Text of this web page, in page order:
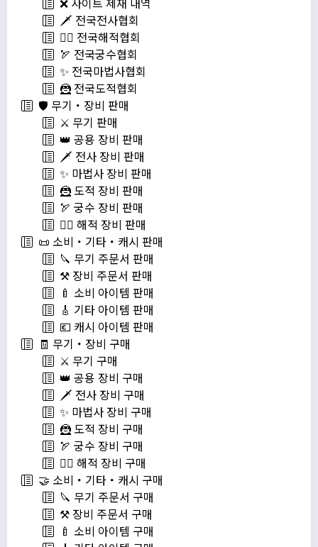
🗡️ 전국전사협회
🏴‍☠️ 전국해적협회
🏹 전국궁수협회
✨ 전국마법사협회
🦹 전국도적협회
🛡️ 무기・장비 판매
⚔️ 무기 판매
👑 공용 장비 판매
🗡️ 전사 장비 판매
✨ 마법사 장비 판매
🦹 도적 장비 판매
🏹 궁수 장비 판매
🏴‍☠️ 해적 장비 판매
📜 소비・기타・캐시 판매
🔪 무기 주문서 판매
⚒️ 장비 주문서 판매
🍼 소비 아이템 판매
🎸 기타 아이템 판매
💶 캐시 아이템 판매
🧾 무기・장비 구매
⚔️ 무기 구매
👑 공용 장비 구매
🗡️ 전사 장비 구매
✨ 마법사 장비 구매
🦹 도적 장비 구매
🏹 궁수 장비 구매
🏴‍☠️ 해적 장비 구매
🤝 소비・기타・캐시 구매
🔪 무기 주문서 구매
⚒️ 장비 주문서 구매
🍼 소비 아이템 구매